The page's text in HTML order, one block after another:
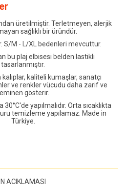
üretilmiştir. Terletmeyen, alerjik
sağlıklı bir üründür.
S/M - L/XL bedenleri mevcuttur.
bu plaj elbisesi belden lastikli
tasarlanmıştır.
kaliteli kumaşlar, sanatçı
ve renkler vücudu daha zarif ve
gösterir.
yapılmalıdır. Orta sıcaklıkta
temizleme yapılamaz. Made in
Türkiye.
AÇIKLAMASI